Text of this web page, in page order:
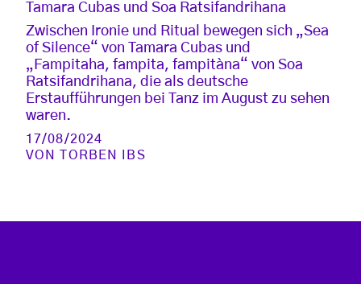
Tamara Cubas und Soa Ratsifandrihana
Zwischen Ironie und Ritual bewegen sich „Sea
of Silence“ von Tamara Cubas und
„Fampitaha, fampita, fampitàna“ von Soa
Ratsifandrihana, die als deutsche
Erstaufführungen bei Tanz im August zu sehen
waren.
17/08/2024
VON
TORBEN IBS